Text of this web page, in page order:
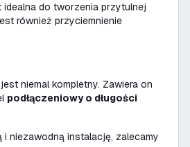
idealna do tworzenia przytulnej
również przyciemnienie
niemal kompletny. Zawiera on
podłączeniowy o długości
niezawodną instalację, zalecamy